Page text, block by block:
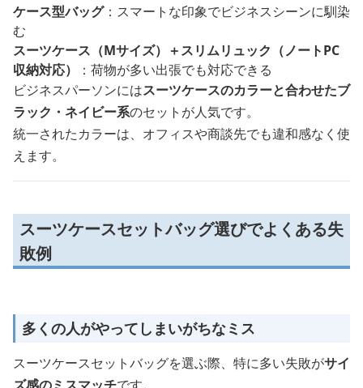
ケース型バッグ：スマートな印象でビジネスシーンに馴染
む
スーツケース（Mサイズ）＋スリムリュック（ノートPC
収納対応）
：荷物が多い出張でも対応できる
ビジネスパーソンにはスーツケースのカラーと合わせたブ
ラック・ネイビー系のセットが人気です。
統一されたカラーは、オフィスや商談先でも違和感なく使
えます。
スーツケースセットバッグ選びでよくある失
敗例
多くの人がやってしまいがちなミス
スーツケースセットバッグを選ぶ際、特に多い失敗がサイ